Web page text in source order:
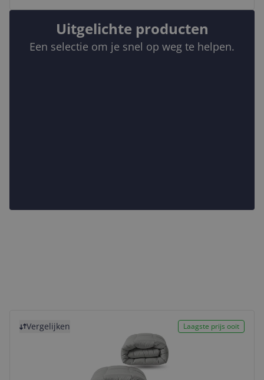
Uitgelichte producten
Een selectie om je snel op weg te helpen.
Vergelijken Laagste prijs ooit